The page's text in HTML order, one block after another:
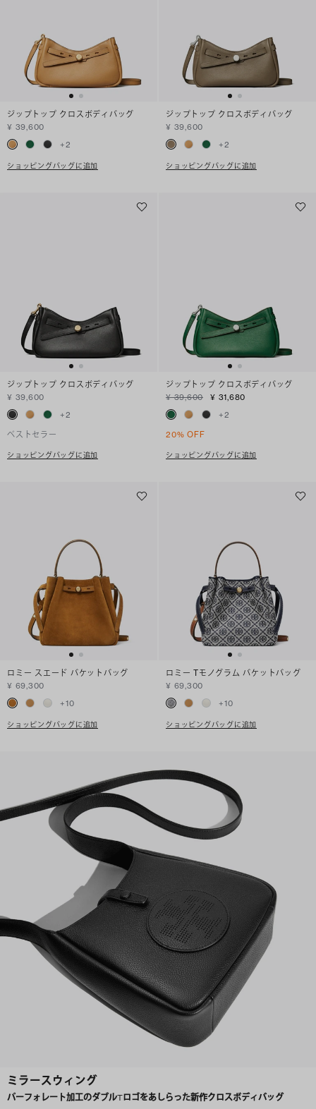
ジップトップ クロスボディバッグ
¥ 39,600
+2
ショッピングバッグに追加
ジップトップ クロスボディバッグ
¥ 39,600
+2
ショッピングバッグに追加
ジップトップ クロスボディバッグ
¥ 39,600
+2
ベストセラー
ショッピングバッグに追加
ジップトップ クロスボディバッグ
¥ 39,600
¥ 31,680
+2
20% OFF
ショッピングバッグに追加
ロミー スエード バケットバッグ
¥ 69,300
+10
ショッピングバッグに追加
ロミー Tモノグラム バケットバッグ
¥ 69,300
+10
ショッピングバッグに追加
ミラースウィング
パーフォレート加工のダブルTロゴをあしらった新作クロスボディバッグ